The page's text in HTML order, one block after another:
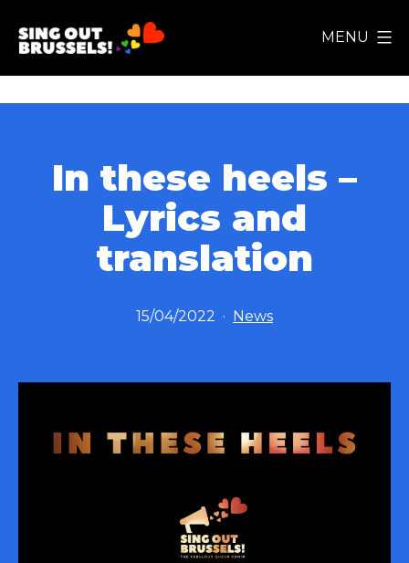
MENU
In these heels –
Lyrics and
translation
Published
15/04/2022
Categorized
News